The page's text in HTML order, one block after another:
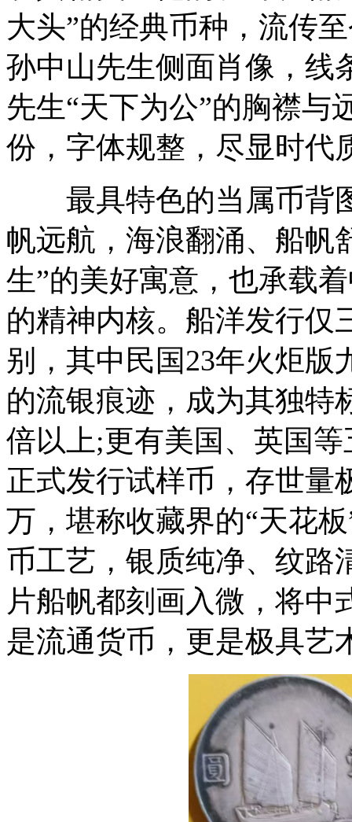
大头”的经典币种，流传
孙中山先生侧面肖像，线
先生“天下为公”的胸襟与
份，字体规整，尽显时代
最具特色的当属币背
帆远航，海浪翻涌、船帆
生”的美好寓意，也承载
的精神内核。船洋发行仅
别，其中民国23年火炬版
的流银痕迹，成为其独特
倍以上;更有美国、英国
正式发行试样币，存世量
万，堪称收藏界的“天花
币工艺，银质纯净、纹路
片船帆都刻画入微，将中
是流通货币，更是极具艺